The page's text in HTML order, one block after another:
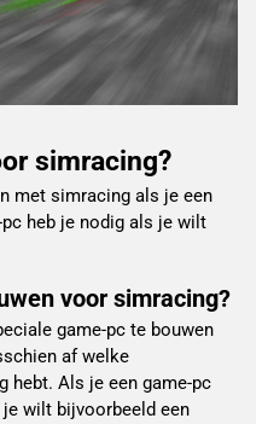
simracing?
met simracing als je een
heb je nodig als je wilt
voor simracing?
game-pc te bouwen
af welke
hebt. Als je een game-pc
wilt bijvoorbeeld een